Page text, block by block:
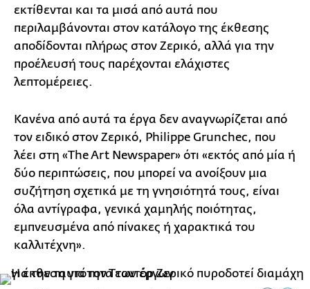
εκτίθενται και τα μισά από αυτά που
περιλαμβάνονται στον κατάλογο της έκθεσης
αποδίδονται πλήρως στον Ζερικό, αλλά για την
προέλευσή τους παρέχονται ελάχιστες
λεπτομέρειες.
Κανένα από αυτά τα έργα δεν αναγνωρίζεται από
τον ειδικό στον Ζερικό, Philippe Grunchec, που
λέει στη «The Art Newspaper» ότι «εκτός από μία ή
δύο περιπτώσεις, που μπορεί να ανοίξουν μια
συζήτηση σχετικά με τη γνησιότητά τους, είναι
όλα αντίγραφα, γενικά χαμηλής ποιότητας,
εμπνευσμένα από πίνακες ή χαρακτικά του
καλλιτέχνη».